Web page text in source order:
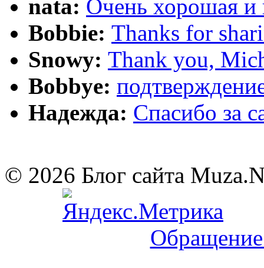
nata: Очень хорошая и
Bobbie: Thanks for
Snowy: Thank you,
Bobbye:
Надежда: Cпасибо за
© 2026 Блог сайта
Обращение